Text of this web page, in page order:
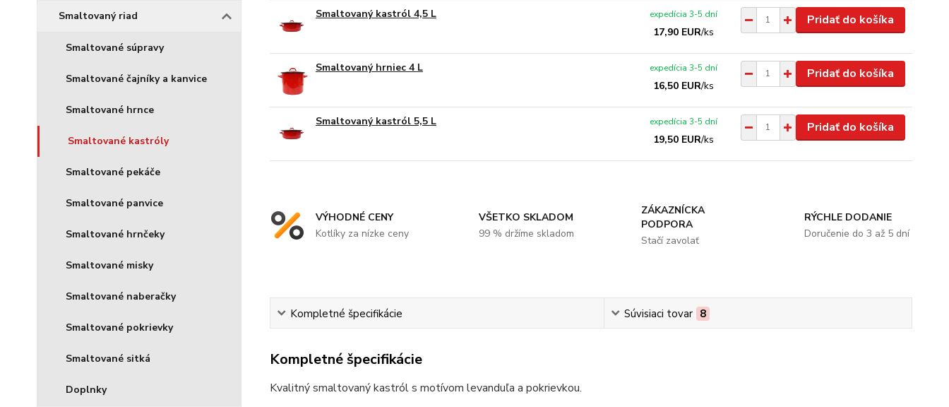
Smaltovaný riad
Smaltované súpravy
Smaltované čajníky a kanvice
Smaltované hrnce
Smaltované kastróly
Smaltované pekáče
Smaltované panvice
Smaltované hrnčeky
Smaltované misky
Smaltované naberačky
Smaltované pokrievky
Smaltované sitká
Doplnky
Smaltovaný kastról 4,5 L
17,90 EUR/ks
expedícia 3-5 dní Pridať do košíka
Smaltovaný hrniec 4 L
16,50 EUR/ks
expedícia 3-5 dní Pridať do košíka
Smaltovaný kastról 5,5 L
19,50 EUR/ks
expedícia 3-5 dní Pridať do košíka
VÝHODNÉ CENY
Kotlíky za nízke ceny
VŠETKO SKLADOM
99 % držíme skladom
ZÁKAZNÍCKA
PODPORA
Stačí zavolať
RÝCHLE DODANIE
Doručenie do 3 až 5 dní
Kompletné špecifikácie Súvisiaci tovar 8
Kompletné špecifikácie
Kvalitný smaltovaný kastról s motívom levanduľa a pokrievkou.